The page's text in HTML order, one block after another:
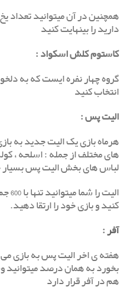
همچنین در آن میتوانید تعداد
دارید را بینهایت کنید
کاستوم کلش اسکواد :
گروه چهار نفره ایست که به
انتخاب کنید
الیت پس:
هرماه بازی یک الیت جدید به
های مختلف از جمله : اسلحه ،
لباس های بخش الیت پس
کنید و بازی خود را ارتقا دهید.
آفر:
هفته ی اخر الیت پس به بازی
بخورد به همان درصد میتوانید
هم در آفر قرار دارد